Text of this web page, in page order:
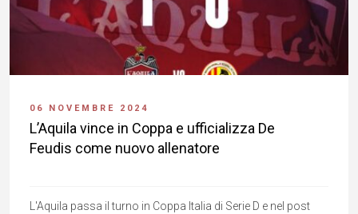
06 NOVEMBRE 2024
L’Aquila vince in Coppa e ufficializza De
Feudis come nuovo allenatore
L'Aquila passa il turno in Coppa Italia di Serie D e nel post